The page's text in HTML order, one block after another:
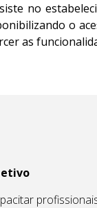
no
o
as